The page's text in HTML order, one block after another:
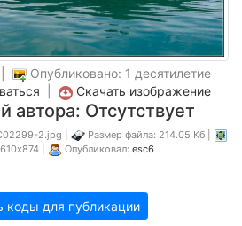
Опубликовано: 1 десятилетие
Скачать изображение
автора: Отсутствует
2.jpg |
Размер файла: 214.05 Кб |
|
Опубликовал: esc6
коды для публикации